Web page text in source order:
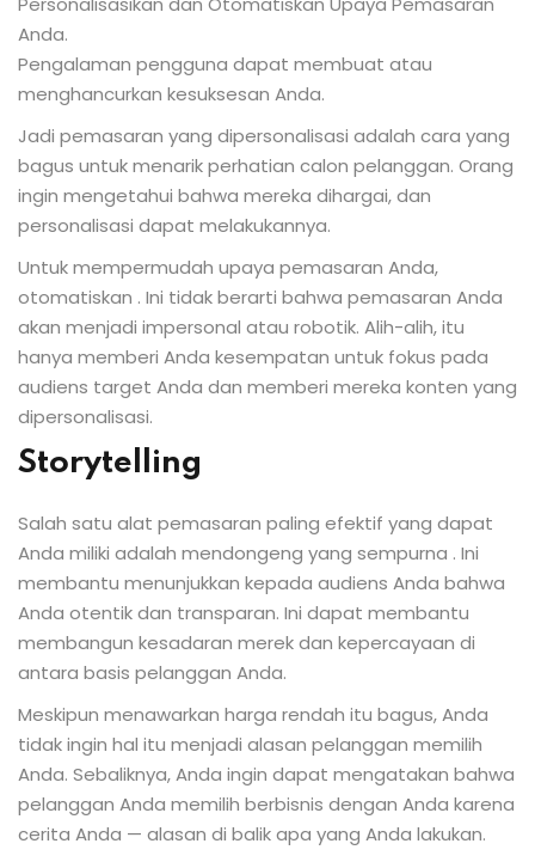
Anda.
Pengalaman pengguna dapat membuat atau
menghancurkan kesuksesan Anda.
Jadi pemasaran yang dipersonalisasi adalah cara yang
bagus untuk menarik perhatian calon pelanggan. Orang
ingin mengetahui bahwa mereka dihargai, dan
personalisasi dapat melakukannya.
Untuk mempermudah upaya pemasaran Anda,
otomatiskan . Ini tidak berarti bahwa pemasaran Anda
akan menjadi impersonal atau robotik. Alih-alih, itu
hanya memberi Anda kesempatan untuk fokus pada
audiens target Anda dan memberi mereka konten yang
dipersonalisasi.
Storytelling
Salah satu alat pemasaran paling efektif yang dapat
Anda miliki adalah mendongeng yang sempurna . Ini
membantu menunjukkan kepada audiens Anda bahwa
Anda otentik dan transparan. Ini dapat membantu
membangun kesadaran merek dan kepercayaan di
antara basis pelanggan Anda.
Meskipun menawarkan harga rendah itu bagus, Anda
tidak ingin hal itu menjadi alasan pelanggan memilih
Anda. Sebaliknya, Anda ingin dapat mengatakan bahwa
pelanggan Anda memilih berbisnis dengan Anda karena
cerita Anda — alasan di balik apa yang Anda lakukan.